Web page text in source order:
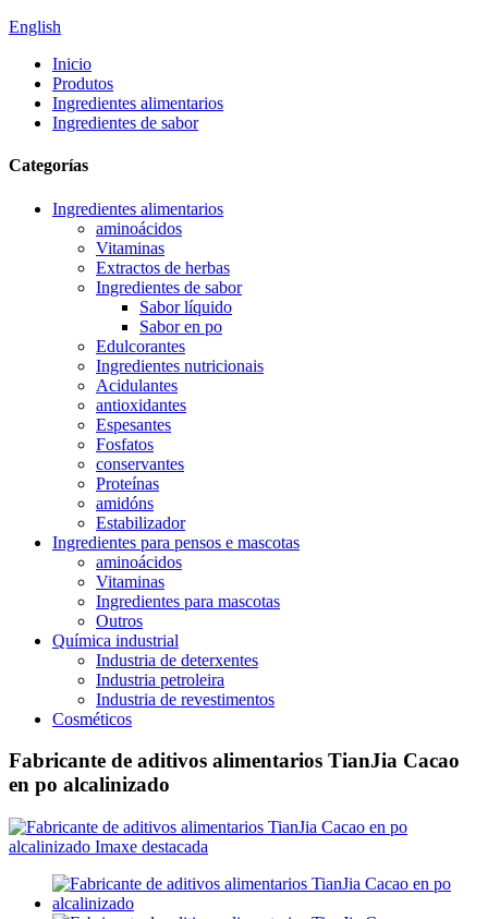
English
Inicio
Produtos
Ingredientes alimentarios
Ingredientes de sabor
Categorías
Ingredientes alimentarios
aminoácidos
Vitaminas
Extractos de herbas
Ingredientes de sabor
Sabor líquido
Sabor en po
Edulcorantes
Ingredientes nutricionais
Acidulantes
antioxidantes
Espesantes
Fosfatos
conservantes
Proteínas
amidóns
Estabilizador
Ingredientes para pensos e mascotas
aminoácidos
Vitaminas
Ingredientes para mascotas
Outros
Química industrial
Industria de deterxentes
Industria petroleira
Industria de revestimentos
Cosméticos
Fabricante de aditivos alimentarios TianJia Cacao
en po alcalinizado